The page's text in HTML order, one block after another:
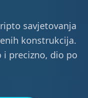
savjetovanja
konstrukcija.
i precizno, dio po